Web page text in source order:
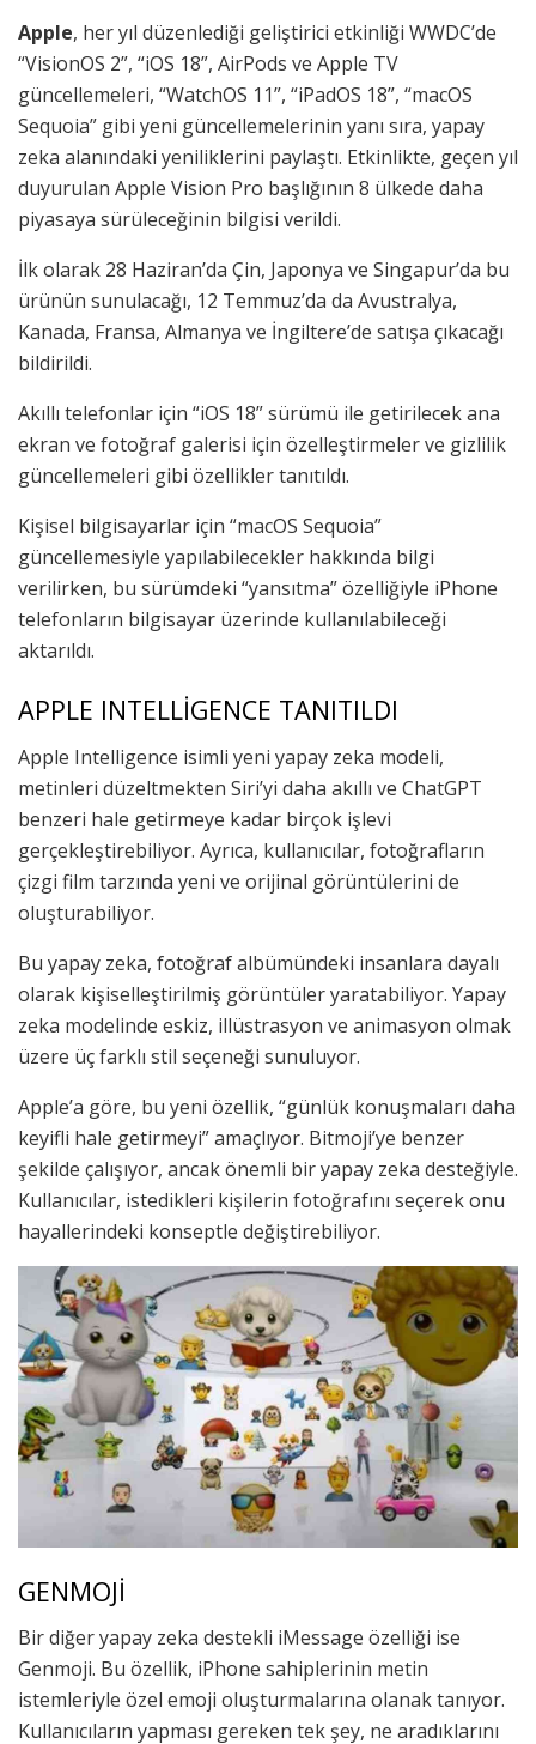
Apple, her yıl düzenlediği geliştirici etkinliği WWDC’de
“VisionOS 2”, “iOS 18”, AirPods ve Apple TV
güncellemeleri, “WatchOS 11”, “iPadOS 18”, “macOS
Sequoia” gibi yeni güncellemelerinin yanı sıra, yapay
zeka alanındaki yeniliklerini paylaştı. Etkinlikte, geçen yıl
duyurulan Apple Vision Pro başlığının 8 ülkede daha
piyasaya sürüleceğinin bilgisi verildi.
İlk olarak 28 Haziran’da Çin, Japonya ve Singapur’da bu
ürünün sunulacağı, 12 Temmuz’da da Avustralya,
Kanada, Fransa, Almanya ve İngiltere’de satışa çıkacağı
bildirildi.
Akıllı telefonlar için “iOS 18” sürümü ile getirilecek ana
ekran ve fotoğraf galerisi için özelleştirmeler ve gizlilik
güncellemeleri gibi özellikler tanıtıldı.
Kişisel bilgisayarlar için “macOS Sequoia”
güncellemesiyle yapılabilecekler hakkında bilgi
verilirken, bu sürümdeki “yansıtma” özelliğiyle iPhone
telefonların bilgisayar üzerinde kullanılabileceği
aktarıldı.
APPLE INTELLİGENCE TANITILDI
Apple Intelligence isimli yeni yapay zeka modeli,
metinleri düzeltmekten Siri’yi daha akıllı ve ChatGPT
benzeri hale getirmeye kadar birçok işlevi
gerçekleştirebiliyor. Ayrıca, kullanıcılar, fotoğrafların
çizgi film tarzında yeni ve orijinal görüntülerini de
oluşturabiliyor.
Bu yapay zeka, fotoğraf albümündeki insanlara dayalı
olarak kişiselleştirilmiş görüntüler yaratabiliyor. Yapay
zeka modelinde eskiz, illüstrasyon ve animasyon olmak
üzere üç farklı stil seçeneği sunuluyor.
Apple’a göre, bu yeni özellik, “günlük konuşmaları daha
keyifli hale getirmeyi” amaçlıyor. Bitmoji’ye benzer
şekilde çalışıyor, ancak önemli bir yapay zeka desteğiyle.
Kullanıcılar, istedikleri kişilerin fotoğrafını seçerek onu
hayallerindeki konseptle değiştirebiliyor.
GENMOJİ
Bir diğer yapay zeka destekli iMessage özelliği ise
Genmoji. Bu özellik, iPhone sahiplerinin metin
istemleriyle özel emoji oluşturmalarına olanak tanıyor.
Kullanıcıların yapması gereken tek şey, ne aradıklarını